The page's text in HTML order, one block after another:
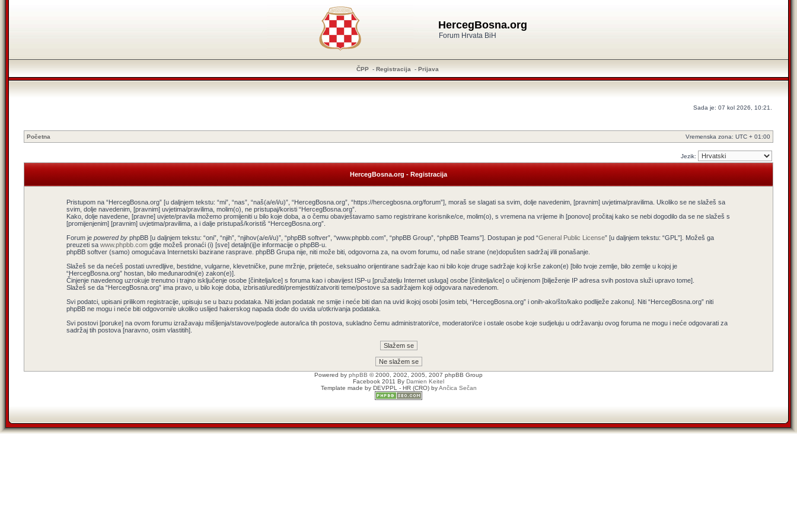
HercegBosna.org
Forum Hrvata BiH
ČPP - Registracija - Prijava
Sada je: 07 kol 2026, 10:21.
Početna Vremenska zona: UTC + 01:00
Jezik:
HercegBosna.org - Registracija
Pristupom na “HercegBosna.org” [u daljnjem tekstu: “mi”, “nas”, “naš(a/e/i/u)”, “HercegBosna.org”, “https://hercegbosna.org/forum”], moraš se slagati sa svim, dolje navedenim, [pravnim] uvjetima/pravilima. Ukoliko se ne slažeš sa
svim, dolje navedenim, [pravnim] uvjetima/pravilima, molim(o), ne pristupaj/koristi “HercegBosna.org”.
Kako, dolje navedene, [pravne] uvjete/pravila možemo promijeniti u bilo koje doba, a o čemu obavještavamo samo registrirane korisnike/ce, molim(o), s vremena na vrijeme ih [ponovo] pročitaj kako se nebi dogodilo da se ne slažeš s
[promijenjenim] [pravnim] uvjetima/pravilima, a i dalje pristupaš/koristiš “HercegBosna.org”.
Forum je powered by phpBB [u daljnjem tekstu: “oni”, “njih”, “njihov(a/e/i/u)”, “phpBB softver”, “www.phpbb.com”, “phpBB Group”, “phpBB Teams”]. Dostupan je pod “General Public License” [u daljnjem tekstu: “GPL”]. Možeš ga
preuzeti sa www.phpbb.com gdje možeš pronaći (i) [sve] detaljn(ij)e informacije o phpBB-u.
phpBB softver (samo) omogućava Internetski bazirane rasprave. phpBB Grupa nije, niti može biti, odgovorna za, na ovom forumu, od naše strane (ne)dopušten sadržaj i/ili ponašanje.
Slažeš se da nećeš postati uvredljive, bestidne, vulgarne, klevetničke, pune mržnje, prijeteće, seksualno orijentirane sadržaje kao ni bilo koje druge sadržaje koji krše zakon(e) [bilo tvoje zemlje, bilo zemlje u kojoj je
“HercegBosna.org” hostan, bilo međunarodni(e) zakon(e)].
Činjenje navedenog uzrokuje trenutno i trajno isključenje osobe [činitelja/ice] s foruma kao i obavijest ISP-u [pružatelju Internet usluga] osobe [činitelja/ice] o učinjenom [bilježenje IP adresa svih postova služi upravo tome].
Slažeš se da “HercegBosna.org” ima pravo, u bilo koje doba, izbrisati/urediti/premjestiti/zatvoriti teme/postove sa sadržajem koji odgovara navedenom.
Svi podatci, upisani prilikom registracije, upisuju se u bazu podataka. Niti jedan podatak ne smije i neće biti dan na uvid ikojoj osobi [osim tebi, “HercegBosna.org” i onih-ako/što/kako podliježe zakonu]. Niti “HercegBosna.org” niti
phpBB ne mogu i neće biti odgovorni/e ukoliko uslijed hakerskog napada dođe do uvida u/otkrivanja podataka.
Svi postovi [poruke] na ovom forumu izražavaju mišljenja/stavove/poglede autora/ica tih postova, sukladno čemu administratori/ce, moderatori/ce i ostale osobe koje sudjeluju u održavanju ovog foruma ne mogu i neće odgovarati za
sadržaj tih postova [naravno, osim vlastitih].
Powered by phpBB © 2000, 2002, 2005, 2007 phpBB Group
Facebook 2011 By Damien Keitel
Template made by DEVPPL - HR (CRO) byAnčica Sečan